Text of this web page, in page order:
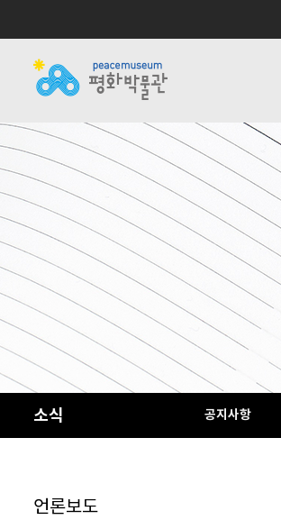
평화박물관
소개
사업안내
전시
소식
공지사항
자료실
자료실
후원안내
후원하기
관련사이트
기타링크
소개
소개
걸어온 길
함께하는 사람들
오시는 길
소식 공지사항
언론보도